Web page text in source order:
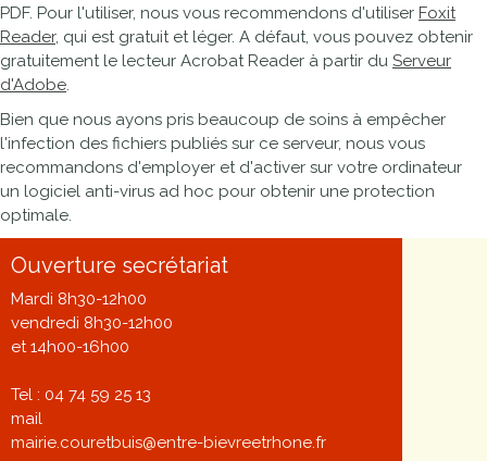
PDF. Pour l'utiliser, nous vous recommendons d'utiliser Foxit
Reader, qui est gratuit et léger. A défaut, vous pouvez obtenir
gratuitement le lecteur Acrobat Reader à partir du Serveur
d'Adobe.
Bien que nous ayons pris beaucoup de soins à empêcher
l'infection des fichiers publiés sur ce serveur, nous vous
recommandons d'employer et d'activer sur votre ordinateur
un logiciel anti-virus ad hoc pour obtenir une protection
optimale.
Ouverture secrétariat
Mardi 8h30-12h00
vendredi 8h30-12h00
et 14h00-16h00
Tel : 04 74 59 25 13
mail
mairie.couretbuis@entre-bievreetrhone.fr